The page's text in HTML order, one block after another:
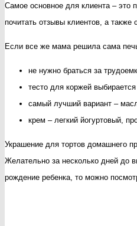
Самое основное для клиента – это
почитать отзывы клиентов, а
Если все же мама решила сама
не нужно браться за
тесто для коржей
самый лучший вариант –
крем – легкий йогуртовый,
Украшение для тортов домашнего
Желательно за несколько дней до
рождение ребенка, то можно